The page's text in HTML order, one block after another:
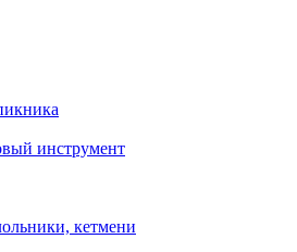
инструмент
кетмени